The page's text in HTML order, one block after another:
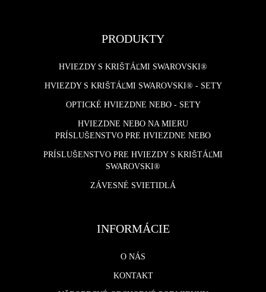
PRODUKTY
HVIEZDY S KRIŠTÁĽMI SWAROVSKI®
HVIEZDY S KRIŠTÁĽMI SWAROVSKI® - SETY
OPTICKÉ HVIEZDNE NEBO - SETY
HVIEZDNE NEBO NA MIERU
PRÍSLUŠENSTVO PRE HVIEZDNE NEBO
PRÍSLUŠENSTVO PRE HVIEZDY S KRIŠTÁĽMI
SWAROVSKI®
ZÁVESNÉ SVIETIDLÁ
INFORMÁCIE
O NÁS
KONTAKT